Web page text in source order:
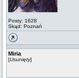
Posty: 1628
Skąd: Poznań
Miria
[Usunięty]